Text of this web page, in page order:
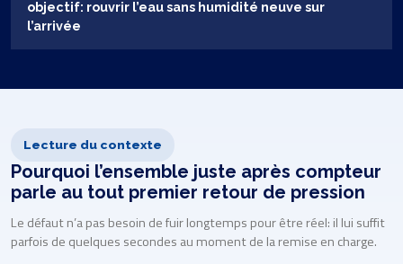
objectif: rouvrir l’eau sans humidité neuve sur
l’arrivée
Lecture du contexte
Pourquoi l’ensemble juste après compteur
parle au tout premier retour de pression
Le défaut n’a pas besoin de fuir longtemps pour être réel: il lui suffit
parfois de quelques secondes au moment de la remise en charge.